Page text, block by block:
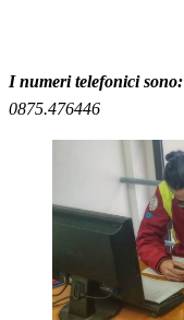
I numeri telefonici sono:
0875.476446